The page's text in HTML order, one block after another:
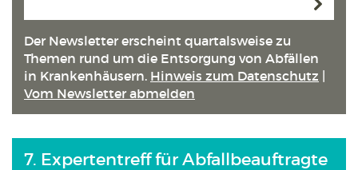
Der Newsletter erscheint quartals­weise zu
Themen rund um die Entsorgung von Abfällen
in Kranken­häusern. Hinweis zum Datenschutz
Vom Newsletter abmelden
7. Expertentreff für Abfallbeauftragte